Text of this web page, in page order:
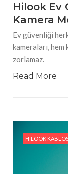
Hilook Ev
Kamera
Ev güvenliği
kameraları,
zorlamaz.
Read More
HILOOK